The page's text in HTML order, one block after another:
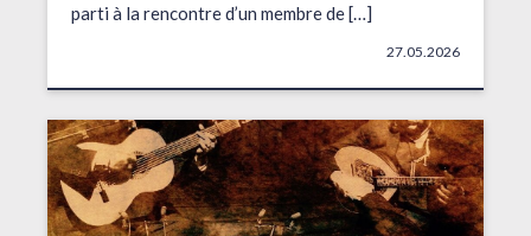
parti à la rencontre d’un membre de […]
27.05.2026